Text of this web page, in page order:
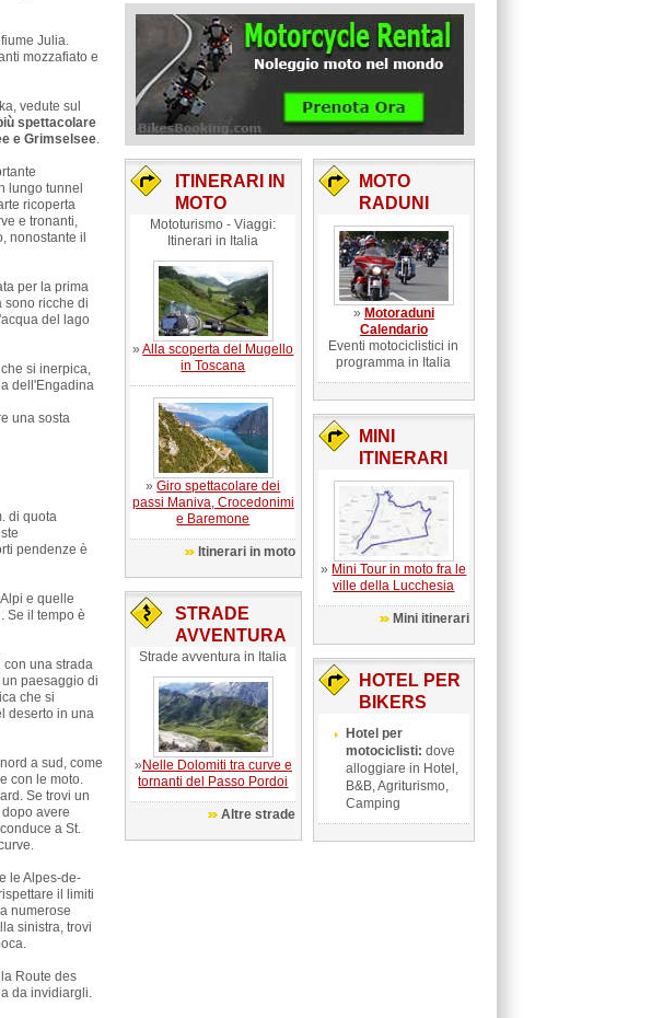
Julia.
mozzafiato e
vedute sul
spettacolare
e Grimselsee.
lungo tunnel
ricoperta
e tronanti,
nonostante il
per la prima
sono ricche di
del lago
si inerpica,
dell'Engadina
una sosta
di quota
pendenze è
e quelle
Se il tempo è
con una strada
paesaggio di
che si
deserto in una
a sud, come
con le moto.
Se trovi un
avere
a St.
le Alpes-de-
il limiti
numerose
sinistra, trovi
Route des
da invidiargli.
ITINERARI IN
MOTO
Mototurismo - Viaggi:
Itinerari in Italia
»Alla scoperta del Mugello
in Toscana
»Giro spettacolare dei
passi Maniva, Crocedonimi
e Baremone
Itinerari in moto
STRADE
AVVENTURA
Strade avventura in Italia
» Nelle Dolomiti tra curve e
tornanti del Passo Pordoi
Altre strade
MOTO
RADUNI
» Motoraduni
Calendario
Eventi motociclistici in
programma in Italia
MINI
ITINERARI
» Mini Tour in moto fra le
ville della Lucchesia
Mini itinerari
HOTEL PER
BIKERS
Hotel per
motociclisti: dove
alloggiare in Hotel,
B&B, Agriturismo,
Camping